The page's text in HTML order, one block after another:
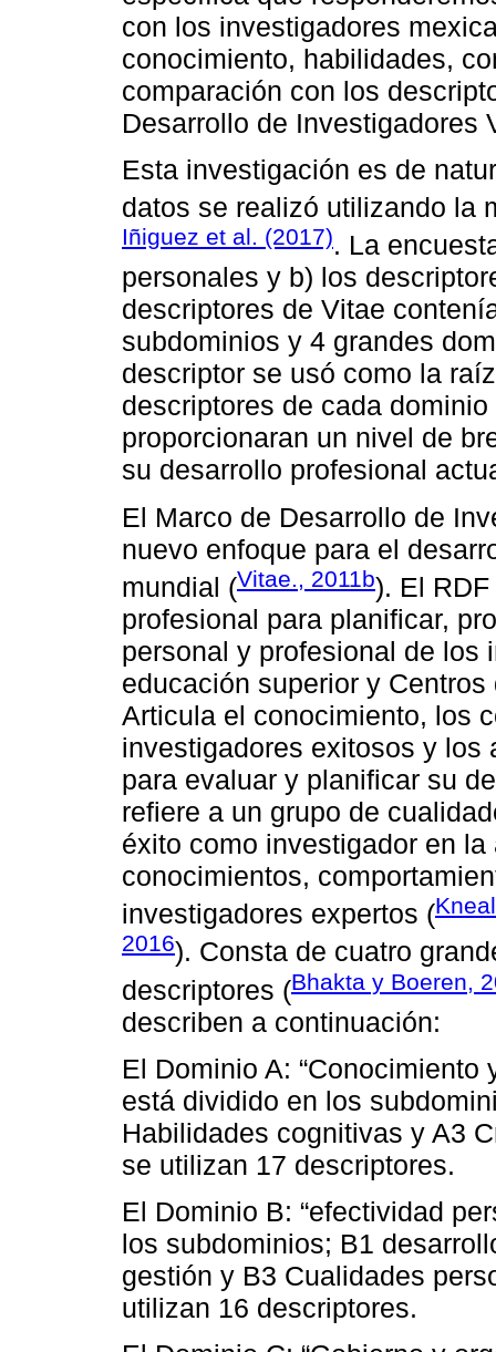
con los investigadores
conocimiento, habilidades,
comparación con los
Desarrollo de Investigadores
Esta investigación es de
datos se realizó utilizando la
Iñiguez et al. (2017). La
personales y b) los
descriptores de Vitae
subdominios y 4 grandes
descriptor se usó como la
descriptores de cada
proporcionaran un nivel de
su desarrollo profesional
El Marco de Desarrollo de
nuevo enfoque para el
mundial (Vitae., 2011b). El
profesional para planificar,
personal y profesional de los
educación superior y
Articula el conocimiento, los
investigadores exitosos y los
para evaluar y planificar su
refiere a un grupo de
éxito como investigador en
conocimientos,
investigadores expertos (
2016). Consta de cuatro
descriptores (Bhakta y Boeren,
describen a continuación:
El Dominio A:
está dividido en los
Habilidades cognitivas y A3
se utilizan 17 descriptores.
El Dominio B: “efectividad
los subdominios; B1
gestión y B3 Cualidades
utilizan 16 descriptores.